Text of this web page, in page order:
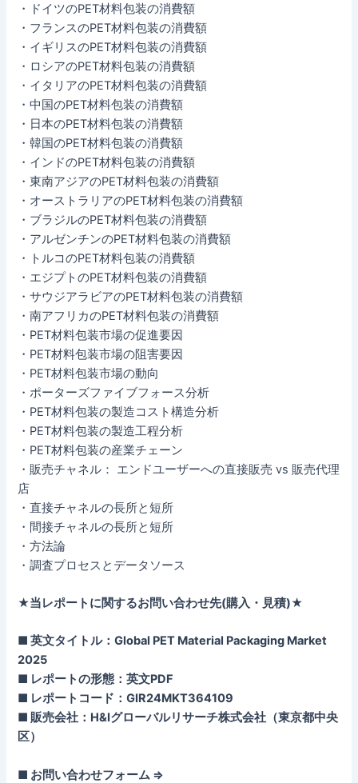
・ドイツのPET材料包装の消費額
・フランスのPET材料包装の消費額
・イギリスのPET材料包装の消費額
・ロシアのPET材料包装の消費額
・イタリアのPET材料包装の消費額
・中国のPET材料包装の消費額
・日本のPET材料包装の消費額
・韓国のPET材料包装の消費額
・インドのPET材料包装の消費額
・東南アジアのPET材料包装の消費額
・オーストラリアのPET材料包装の消費額
・ブラジルのPET材料包装の消費額
・アルゼンチンのPET材料包装の消費額
・トルコのPET材料包装の消費額
・エジプトのPET材料包装の消費額
・サウジアラビアのPET材料包装の消費額
・南アフリカのPET材料包装の消費額
・PET材料包装市場の促進要因
・PET材料包装市場の阻害要因
・PET材料包装市場の動向
・ポーターズファイブフォース分析
・PET材料包装の製造コスト構造分析
・PET材料包装の製造工程分析
・PET材料包装の産業チェーン
・販売チャネル： エンドユーザーへの直接販売 vs 販売代理
店
・直接チャネルの長所と短所
・間接チャネルの長所と短所
・方法論
・調査プロセスとデータソース
★当レポートに関するお問い合わせ先(購入・見積)★
■ 英文タイトル：Global PET Material Packaging Market
2025
■ レポートの形態：英文PDF
■ レポートコード：GIR24MKT364109
■ 販売会社：H&Iグローバルリサーチ株式会社（東京都中央
区）
■ お問い合わせフォーム ⇒